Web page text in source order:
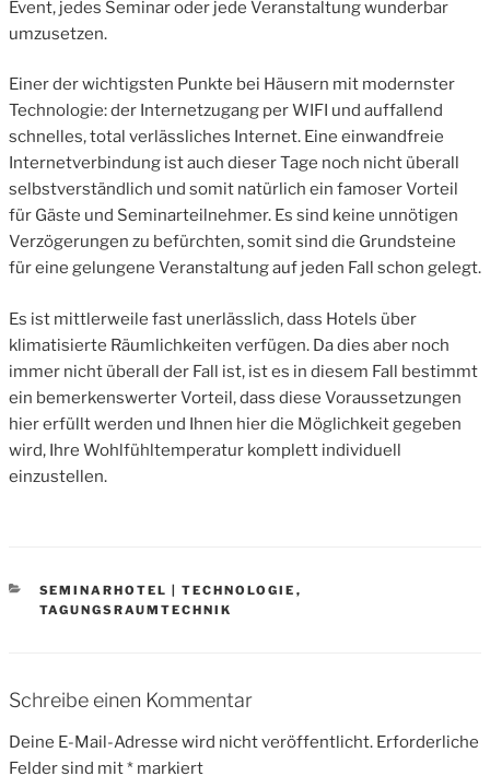
Event, jedes Seminar oder jede Veranstaltung wunderbar
umzusetzen.
Einer der wichtigsten Punkte bei Häusern mit modernster
Technologie: der Internetzugang per WIFI und auffallend
schnelles, total verlässliches Internet. Eine einwandfreie
Internetverbindung ist auch dieser Tage noch nicht überall
selbstverständlich und somit natürlich ein famoser Vorteil
für Gäste und Seminarteilnehmer. Es sind keine unnötigen
Verzögerungen zu befürchten, somit sind die Grundsteine
für eine gelungene Veranstaltung auf jeden Fall schon gelegt.
Es ist mittlerweile fast unerlässlich, dass Hotels über
klimatisierte Räumlichkeiten verfügen. Da dies aber noch
immer nicht überall der Fall ist, ist es in diesem Fall bestimmt
ein bemerkenswerter Vorteil, dass diese Voraussetzungen
hier erfüllt werden und Ihnen hier die Möglichkeit gegeben
wird, Ihre Wohlfühltemperatur komplett individuell
einzustellen.
CATEGORIES
SEMINARHOTEL | TECHNOLOGIE ,
TAGUNGSRAUMTECHNIK
Schreibe einen Kommentar
Deine E-Mail-Adresse wird nicht veröffentlicht. Erforderliche
Felder sind mit* markiert